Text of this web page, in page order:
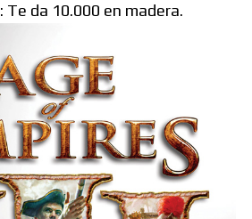
: Te da 10.000 en madera.